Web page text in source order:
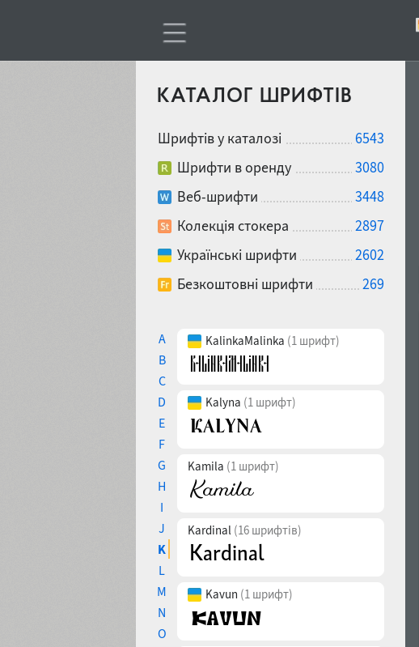
КАТАЛОГ ШРИФТІВ
Шрифтів у каталозі
6543
Шрифти в оренду
3080
Веб-шрифти
3448
Колекція стокера
2897
Українські шрифти
2602
Безкоштовні шрифти
269
A
B
C
D
E
F
G
H
I
J
K
L
M
N
O
KalinkaMalinka (1 шрифт)
Kalyna (1 шрифт)
Kamila (1 шрифт)
Kardinal (16 шрифтів)
Kavun (1 шрифт)